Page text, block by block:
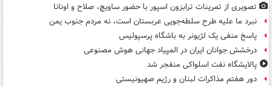
تصویری از تمرینات ترابزون اسپور با حضور ساویچ، صلاح و اونانا
نبرد ما علیه طرح سلطه‌جویی عربستان است، نه مردم جنوب یمن
پاسخ منفی یک لژیونر به باشگاه پرسپولیس
درخشش جوانان ایران در المپیاد جهانی هوش مصنوعی
پالایشگاه نفت اسلواکی منفجر شد
دور هفتم مذاکرات لبنان و رژیم صهیونیستی